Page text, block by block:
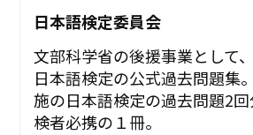
日本語検定委員会
文部科学省の後援事業として
日本語検定の公式過去問題集
施の日本語検定の過去問題2
検者必携の１冊。